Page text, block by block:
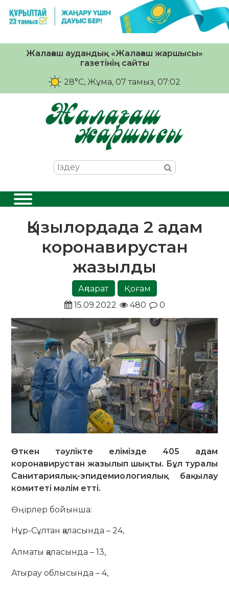
Жалағаш аудандық «Жалағаш жаршысы»
газетінің сайты
28°C, Жұма, 07 тамыз, 07:02
Қызылордада 2 адам
коронавирустан
жазылды
Ақпарат
Қоғам
15.09.2022
480 0
Өткен тәулікте елімізде 405 адам
коронавирустан жазылып шықты. Бұл туралы
Санитариялық-эпидемиологиялық бақылау
комитеті мәлім етті.
Өңірлер бойынша:
Нұр-Сұлтан қаласында – 24,
Алматы қаласында – 13,
Атырау облысында – 4,